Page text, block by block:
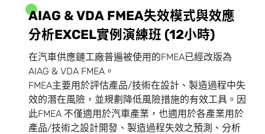
AIAG & VDA FMEA失效模式與效應
分析EXCEL實例 演練班 (12小時)
在汽車供應鏈工廠普遍被使用的FMEA已經改版為
AIAG & VDA FMEA。
FMEA主要用於評估產品/技術在設計、製造過程中失
效的潛在風險，並規劃降低風險措施的有效工具。因
此FMEA 不僅適用於汽車產業，也適用於各產業用於
產品/技術之設計開發、製造過程失效之預測、分析